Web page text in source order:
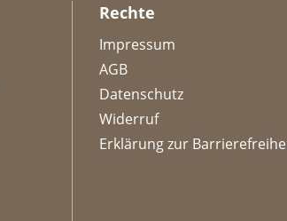
Rechte
Impressum
AGB
Datenschutz
Widerruf
Erklärung zur